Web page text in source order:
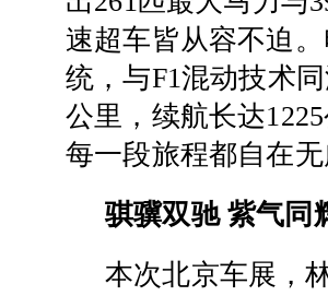
速超车皆从容不迫
统，与F1混动技术
公里，续航长达
每一段旅程都自在无
骐骥双驰 紫气同
本次北京车展，